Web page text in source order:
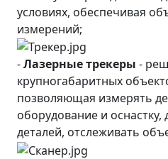
условиях, обеспечивая
измерений;
-Лазерные трекеры -
крупногабаритных
позволяющая измерять
оборудование и оснастку,
деталей, отслеживать